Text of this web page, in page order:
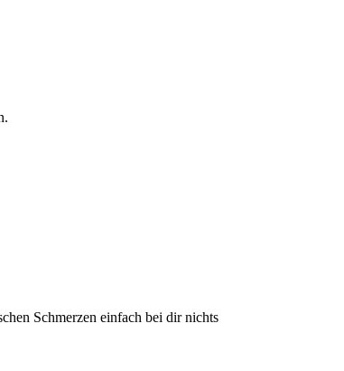
Schmerzen einfach bei dir nichts